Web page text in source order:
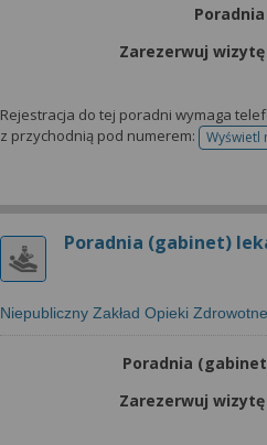
Poradnia
Zarezerwuj
Rejestracja do tej poradni wymaga
z przychodnią pod numerem:
Wyświetl
Poradnia (gabinet)
Niepubliczny Zakład Opieki
Poradnia
Zarezerwuj